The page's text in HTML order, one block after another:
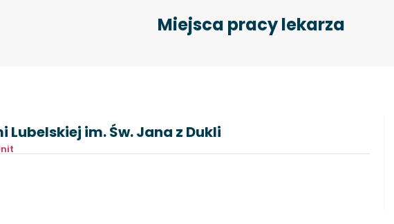
Miejsca pracy lekarza
im. Św. Jana z Dukli